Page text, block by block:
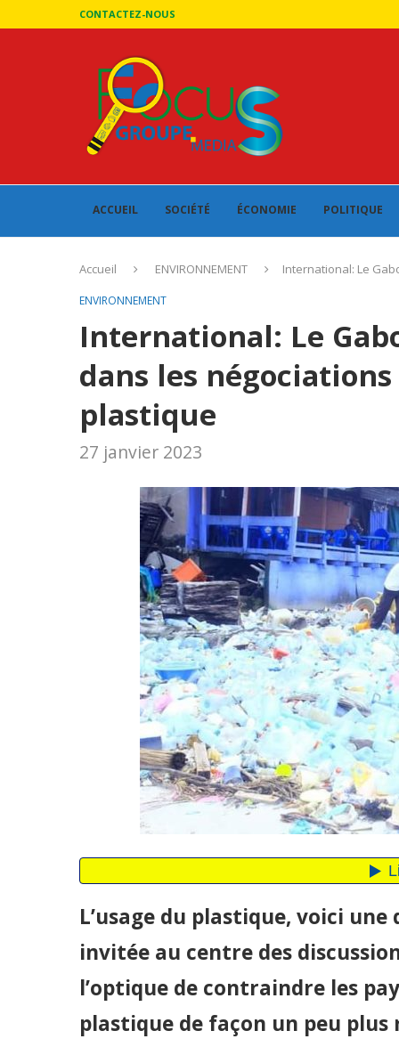
CONTACTEZ-NOUS
ACCUEIL SOCIÉTÉ ÉCONOMIE POLITIQUE
Accueil ENVIRONNEMENT International: Le
ENVIRONNEMENT
International: Le
dans les
plastique
27 janvier 2023
L’usage du plastique, voici
invitée au centre des
l’optique de contraindre les
plastique de façon un peu plus